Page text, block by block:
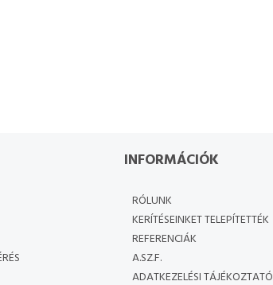
INFORMÁCIÓK
RÓLUNK
KERÍTÉSEINKET TELEPÍTETTÉK
REFERENCIÁK
A.SZ.F.
ADATKEZELÉSI TÁJÉKOZTATÓ